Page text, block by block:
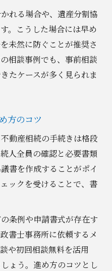
れる場合や、遺産分割協
。こうした場合には早め
未然に防ぐことが推奨さ
相談事例でも、事前相談
たケースが多く見られま
方のコツ
動産相続の手続きは格段
人全員の確認と必要書類
書を作成することがポイ
ックを受けることで、書
条例や申請書式が存在す
書士事務所に依頼するメ
や初回相談無料を活用
ょう。進め方のコツとし